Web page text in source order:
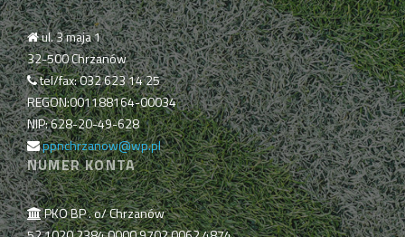
ul. 3 maja 1
32-500 Chrzanów
tel/fax: 032 623 14 25
REGON:001188164-00034
NIP: 628-20-49-628
ppnchrzanow@wp.pl
NUMER KONTA
PKO BP . o/ Chrzanów